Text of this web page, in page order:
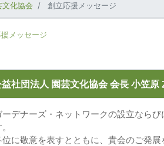
化協会 創立応援メッセージ
メッセージ
社団法人 園芸文化協会 会長 小笠原
デナーズ・ネットワークの設立なら
に敬意を表すとともに、貴会のご発展